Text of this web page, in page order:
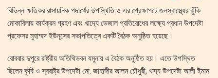
বিভিন্ন ক্ষতিকর রাসায়নিক পদার্থের উপস্থিতি ও এর প্রেক্ষাপটে জনস্বাস্থ্যের ঝুঁকি
মোকাবিলায় কার্যক্রম গ্রহণ এবং খাদ্যে ভেজাল প্রতিরোধের লক্ষ্যে প্রধান উপদেষ্টা
প্রফেসর মুহাম্মদ ইউনূসের সভাপতিত্বে একটি বৈঠক অনুষ্ঠিত হয়েছে।
রোববার দুপুরে রাষ্ট্রীয় অতিথিভবন যমুনায় এ বৈঠক অনুষ্ঠিত হয়। এতে উপস্থিত
ছিলেন কৃষি ও স্বরাষ্ট্র উপদেষ্টা মো. জাহাঙ্গীর আলম চৌধুরী, খাদ্য উপদেষ্টা আলী ইমাম